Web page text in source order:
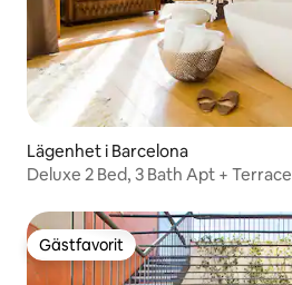
Lägenhet i Barcelona
Deluxe 2 Bed, 3 Bath Apt + Terrace
Gästfavorit
Gästfavorit